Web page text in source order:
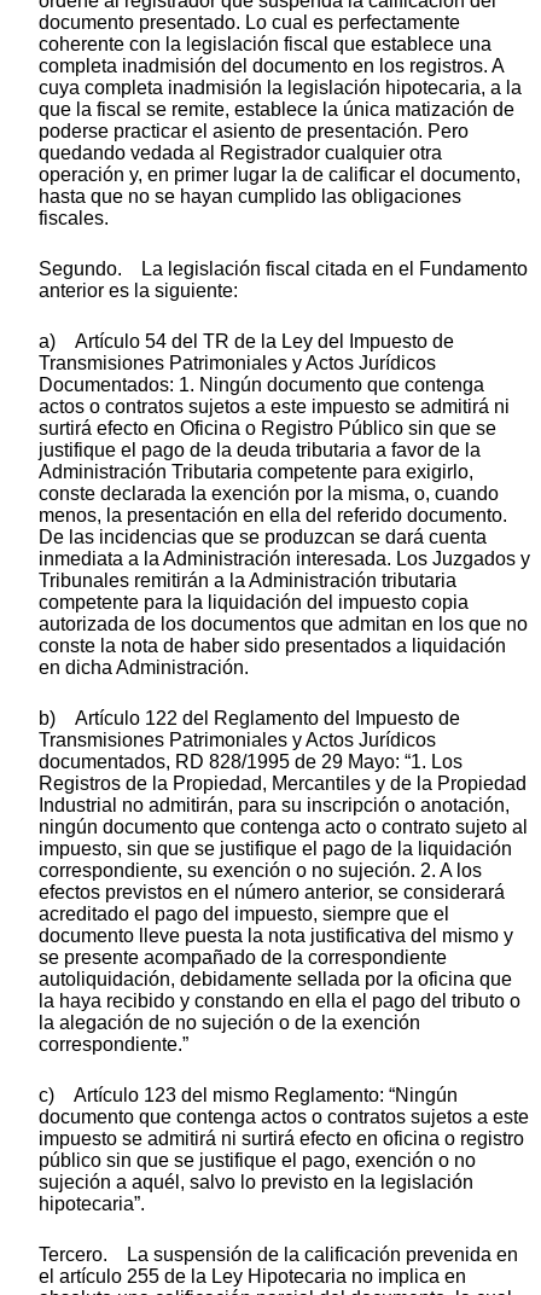
documento presentado. Lo cual es perfectamente
coherente con la legislación fiscal que establece una
completa inadmisión del documento en los registros. A
cuya completa inadmisión la legislación hipotecaria, a la
que la fiscal se remite, establece la única matización de
poderse practicar el asiento de presentación. Pero
quedando vedada al Registrador cualquier otra
operación y, en primer lugar la de calificar el documento,
hasta que no se hayan cumplido las obligaciones
fiscales.
Segundo. La legislación fiscal citada en el Fundamento
anterior es la siguiente:
a) Artículo 54 del TR de la Ley del Impuesto de
Transmisiones Patrimoniales y Actos Jurídicos
Documentados: 1. Ningún documento que contenga
actos o contratos sujetos a este impuesto se admitirá ni
surtirá efecto en Oficina o Registro Público sin que se
justifique el pago de la deuda tributaria a favor de la
Administración Tributaria competente para exigirlo,
conste declarada la exención por la misma, o, cuando
menos, la presentación en ella del referido documento.
De las incidencias que se produzcan se dará cuenta
inmediata a la Administración interesada. Los Juzgados y
Tribunales remitirán a la Administración tributaria
competente para la liquidación del impuesto copia
autorizada de los documentos que admitan en los que no
conste la nota de haber sido presentados a liquidación
en dicha Administración.
b) Artículo 122 del Reglamento del Impuesto de
Transmisiones Patrimoniales y Actos Jurídicos
documentados, RD 828/1995 de 29 Mayo: “1. Los
Registros de la Propiedad, Mercantiles y de la Propiedad
Industrial no admitirán, para su inscripción o anotación,
ningún documento que contenga acto o contrato sujeto al
impuesto, sin que se justifique el pago de la liquidación
correspondiente, su exención o no sujeción. 2. A los
efectos previstos en el número anterior, se considerará
acreditado el pago del impuesto, siempre que el
documento lleve puesta la nota justificativa del mismo y
se presente acompañado de la correspondiente
autoliquidación, debidamente sellada por la oficina que
la haya recibido y constando en ella el pago del tributo o
la alegación de no sujeción o de la exención
correspondiente.”
c) Artículo 123 del mismo Reglamento: “Ningún
documento que contenga actos o contratos sujetos a este
impuesto se admitirá ni surtirá efecto en oficina o registro
público sin que se justifique el pago, exención o no
sujeción a aquél, salvo lo previsto en la legislación
hipotecaria”.
Tercero. La suspensión de la calificación prevenida en
el artículo 255 de la Ley Hipotecaria no implica en